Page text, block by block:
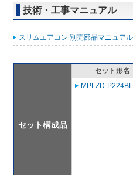
技術・工事マニュアル
スリムエアコン 別売部品マニュア
セット構成品
セット形名
MPLZD-P224BL